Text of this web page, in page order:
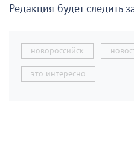
Редакция будет следить
новороссийск
это интересно